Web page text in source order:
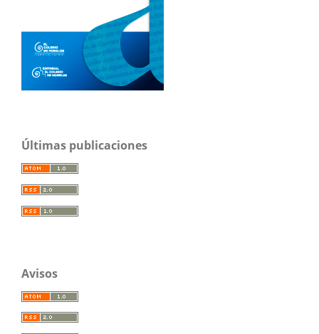
Últimas publicaciones
Avisos